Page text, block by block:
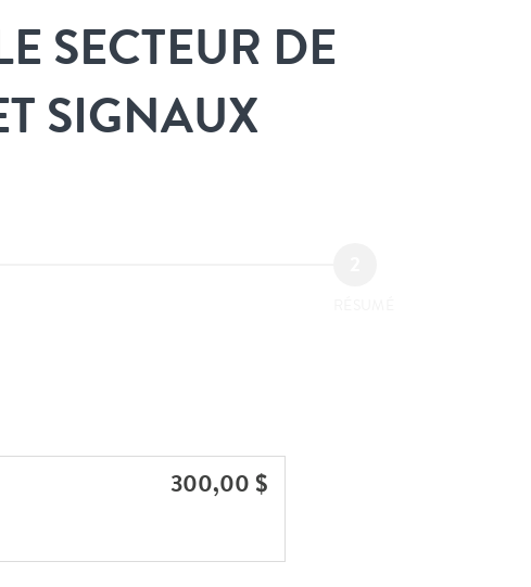
SECTEUR DE
SIGNAUX
300,00 $